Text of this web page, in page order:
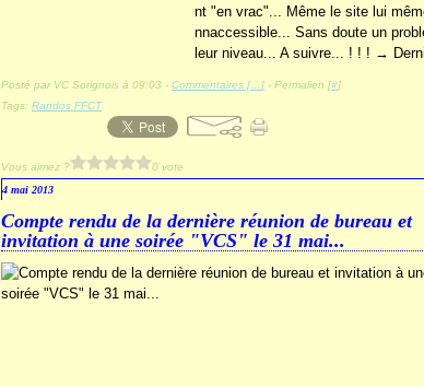
nt "en vrac"... Même le site lui
nnaccessible... Sans doute un
leur niveau... A suivre... ! ! ! →
Posté par VC Sorignois à 09:03 - Commentaires [… ] - Permalien [#]
Tags: Randos FFCT
Vous aimez ?
0 vote
4 mai 2013
Compte rendu de la dernière réunion de bureau et
invitation à une soirée "VCS" le 31 mai...